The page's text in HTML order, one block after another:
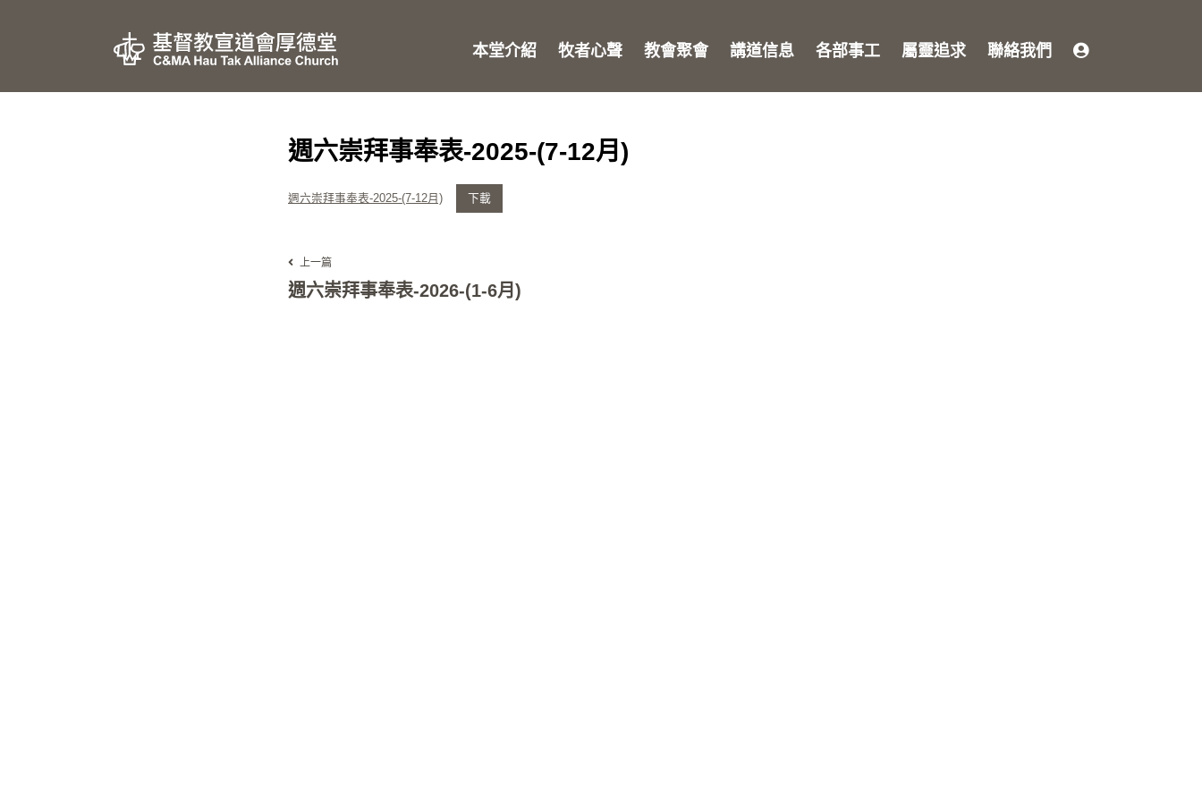
本堂介紹 牧者心聲 教會聚會 講道信息 各部事工 屬靈追求 聯絡我們
週六崇拜事奉表-2025-(7-12月)
週六崇拜事奉表-2025-(7-12月) 下載
上一篇
週六崇拜事奉表-2026-(1-6月)